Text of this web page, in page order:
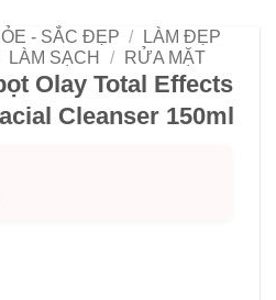
- SẮC ĐẸP /
LÀM ĐẸP
LÀM SẠCH / RỬA MẶT
Olay Total Effects
Cleanser 150ml